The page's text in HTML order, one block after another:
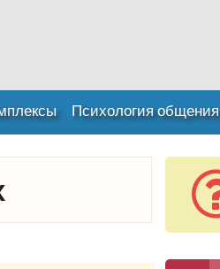
Психология общения